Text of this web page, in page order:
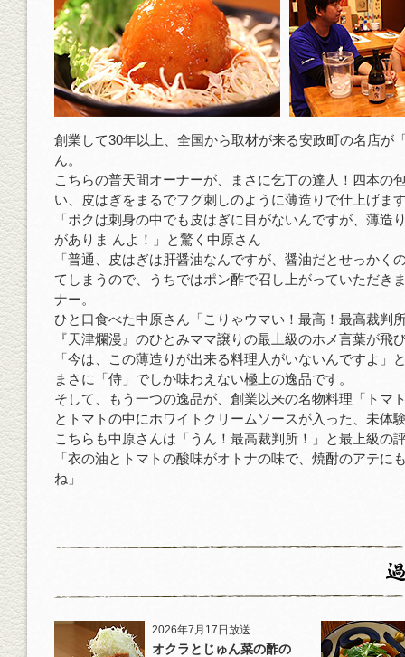
創業して30年以上、全国から取材が来る安政町の名店が
ん。
こちらの普天間オーナーが、まさに乞丁の達人！四本の
い、皮はぎをまるでフグ刺しのように薄造りで仕上げま
「ボクは刺身の中でも皮はぎに目がないんですが、薄造
がありま んよ！」と驚く中原さん
「普通、皮はぎは肝醤油なんですが、醤油だとせっかく
てしまうので、うちではポン酢で召し上がっていただき
ナー。
ひと口食べた中原さん「こりゃウマい！最高！最高裁判
『天津爛漫』のひとみママ譲りの最上級のホメ言葉が飛
「今は、この薄造りが出来る料理人がいないんですよ」
まさに「侍」でしか味わえない極上の逸品です。
そして、もう一つの逸品が、創業以来の名物料理「トマ
とトマトの中にホワイトクリームソースが入った、未体
こちらも中原さんは「うん！最高裁判所！」と最上級の
「衣の油とトマトの酸味がオトナの味で、焼酎のアテに
ね」
2026年7月17日放送
オクラとじゅん菜の酢の